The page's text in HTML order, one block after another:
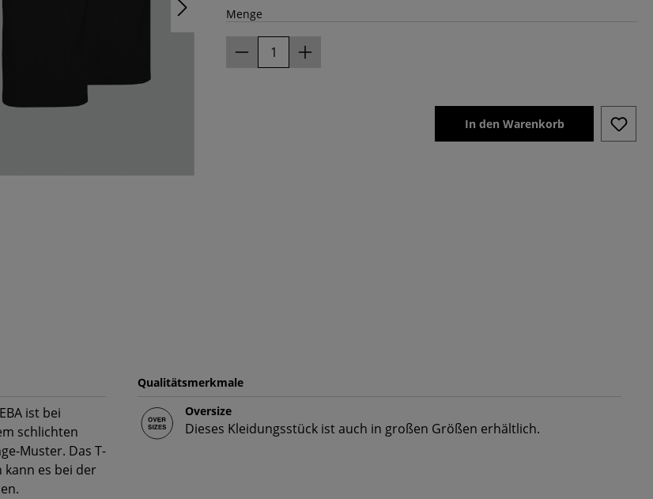
Menge
In den Warenkorb
ist bei
schlichten
Muster. Das T-
es bei der
Qualitätsmerkmale
Oversize
Dieses Kleidungsstück ist auch in großen Größen erhältlich.